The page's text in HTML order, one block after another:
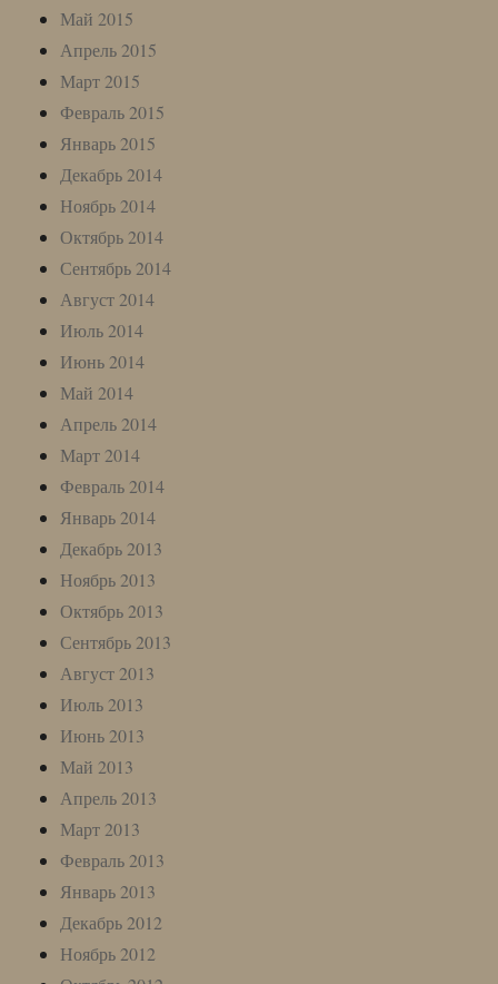
Май 2015
Апрель 2015
Март 2015
Февраль 2015
Январь 2015
Декабрь 2014
Ноябрь 2014
Октябрь 2014
Сентябрь 2014
Август 2014
Июль 2014
Июнь 2014
Май 2014
Апрель 2014
Март 2014
Февраль 2014
Январь 2014
Декабрь 2013
Ноябрь 2013
Октябрь 2013
Сентябрь 2013
Август 2013
Июль 2013
Июнь 2013
Май 2013
Апрель 2013
Март 2013
Февраль 2013
Январь 2013
Декабрь 2012
Ноябрь 2012